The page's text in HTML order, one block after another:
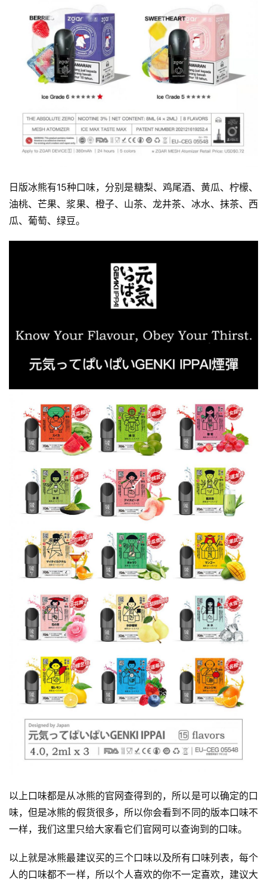
日版冰熊有15种口味，分别是糖梨、鸡尾酒、黄瓜、柠檬、
油桃、芒果、浆果、橙子、山茶、龙井茶、冰水、抹茶、西
瓜、葡萄、绿豆。
以上口味都是从冰熊的官网查得到的，所以是可以确定的口
味，但是冰熊的假货很多，所以你会看到不同的版本口味不
一样，我们这里只给大家看它们官网可以查询到的口味。
以上就是冰熊最建议买的三个口味以及所有口味列表，每个
人的口味都不一样，所以个人喜欢的你不一定喜欢，建议大